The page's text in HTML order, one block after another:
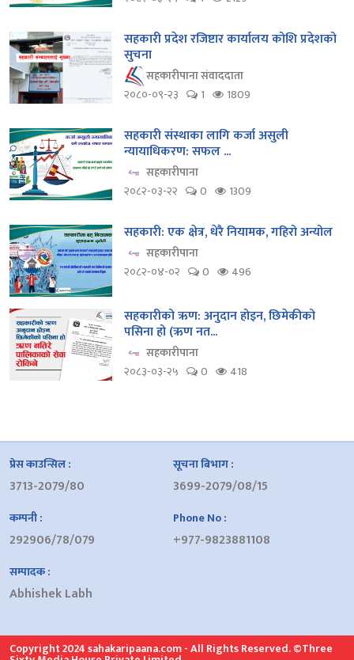
सहकारी प्रदेश रजिष्टार कार्यालय कोशि प्रदेशको
सुचना
सहकारीपाना संवाददाता
२०८०-०९-२३
1 1809
सहकारी संस्थाका लागि कर्जा असुली
न्यायाधिकरण: सफल ...
सहकारीपाना
२०८२-०३-२२
0 1309
सहकारी: एक क्षेत्र, धेरै नियामक, गहिरो अन्योल
सहकारीपाना
२०८२-०४-०२
0 496
सहकारीको ऋण: अनुदान होइन, छिमेकीको
पसिना हो (ऋण नत...
सहकारीपाना
२०८३-०३-२५
0 418
प्रेस काउन्सिल :
3713-2079/80
सूचना बिभाग :
3699-2079/08/15
कम्पनी :
292906/78/079
Phone No :
+977-9823881108
सम्पादक :
Abhishek Labh
Copyright 2024 sahakaripaana.com - All Rights Reserved. ©Three